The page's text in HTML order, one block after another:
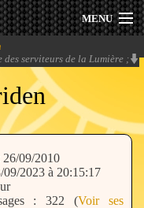
MENU
des serviteurs de la Lumière ;
des ombres.
09/2010
2023 à 20:15:17
Nombre de messages : 322 (Voir ses